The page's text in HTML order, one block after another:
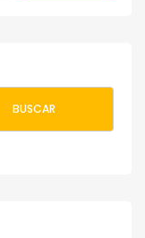
BUSCAR